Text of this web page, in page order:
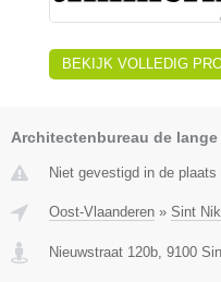
BEKIJK VOLLEDIG
Architectenbureau de
Niet gevestigd in de plaats
Oost-Vlaanderen » Sint
Nieuwstraat 120b 9100